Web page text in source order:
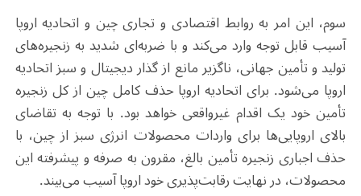
سوم، این امر به روابط اقتصادی و تجاری چین و اتحادیه اروپا
آسیب قابل توجه وارد می‌کند و با ضربه‌ای شدید به زنجیره‌های
تولید و تأمین جهانی، ناگزیر مانع از گذار دیجیتال و سبز اتحادیه
اروپا می‌شود. برای اتحادیه اروپا حذف کامل چین از کل زنجیره
تأمین خود یک اقدام غیرواقعی خواهد بود. با توجه به تقاضای
بالای اروپایی‌ها برای واردات محصولات انرژی سبز از چین، با
حذف اجباری زنجیره تأمین بالغ، مقرون به صرفه و پیشرفته این
محصولات، در نهایت رقابت‌پذیری خود اروپا آسیب می‌بیند.